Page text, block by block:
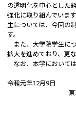
の透明化を中心とした
強化に取り組んでいま
生については、今回の
す。
また、大学院学生に
拡大を進めており、更
なお、本学において
令和元年12月9日